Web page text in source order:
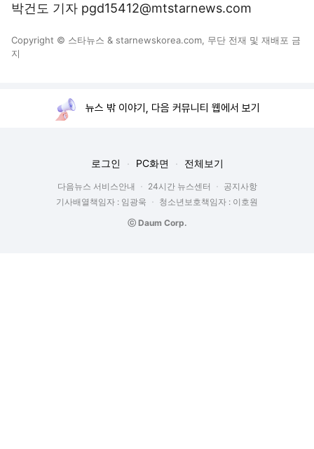
박건도 기자 pgd15412@mtstarnews.com
Copyright © 스타뉴스 & starnewskorea.com, 무단 전재 및 재배포 금
지
뉴스 밖 이야기, 다음 커뮤니티 웹에서 보기
로그인 PC화면 전체보기
다음뉴스 서비스안내 24시간 뉴스센터
공지사항
기사배열책임자 : 임광욱
청소년보호책임자 : 이호원
ⓒ Daum Corp.